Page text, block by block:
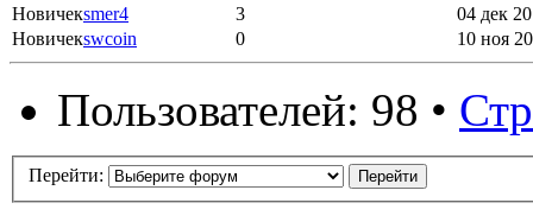
Новичекsmer4 3
04 дек
Новичекswcoin 0 10 ноя
Пользователей: 98 •
Перейти: